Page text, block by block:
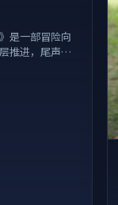
是一部冒险向
推进，尾声常